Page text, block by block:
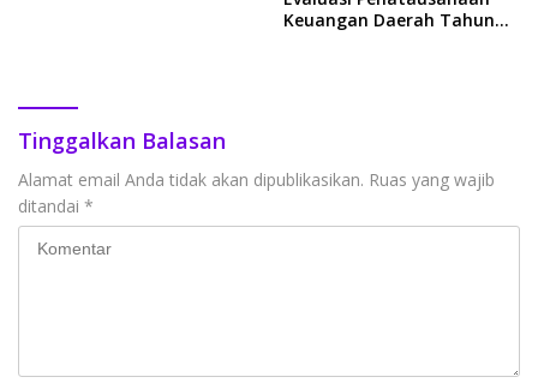
Keuangan Daerah Tahun
Tinggalkan Balasan
Alamat email Anda tidak akan dipublikasikan. Ruas yang wajib
ditandai *